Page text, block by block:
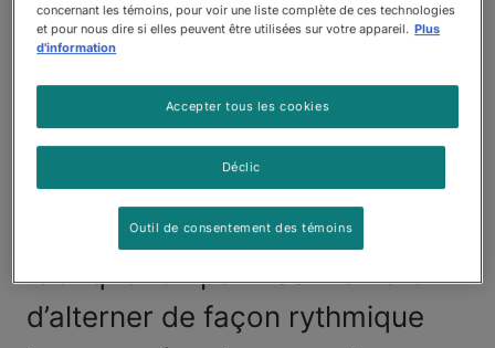
chaton ou un chat dans votre
vie, vous avez sûrement
remarqué un trait intéressant
chez votre compagnon, qui fait
des mouvements de pétrissage
comme s’il s’entraînait à
fabriquer du pain. Sa manière
d’alterner de façon rythmique
concernant les témoins, pour voir une liste complète de ces technologies
et pour nous dire si elles peuvent être utilisées sur votre appareil. Plus
d'information
Déclic
Accepter tous les cookies
Outil de consentement des témoins